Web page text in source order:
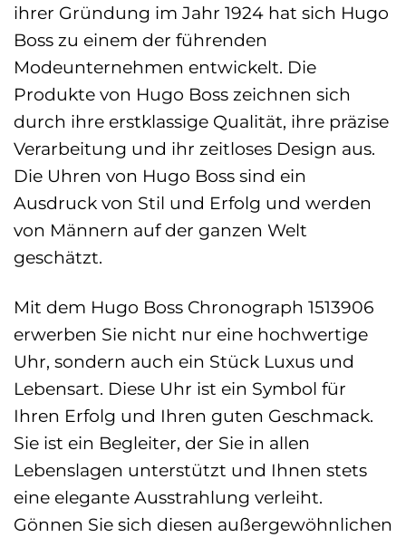
ihrer Gründung im Jahr 1924 hat sich Hugo
Boss zu einem der führenden
Modeunternehmen entwickelt. Die
Produkte von Hugo Boss zeichnen sich
durch ihre erstklassige Qualität, ihre präzise
Verarbeitung und ihr zeitloses Design aus.
Die Uhren von Hugo Boss sind ein
Ausdruck von Stil und Erfolg und werden
von Männern auf der ganzen Welt
geschätzt.
Mit dem Hugo Boss Chronograph 1513906
erwerben Sie nicht nur eine hochwertige
Uhr, sondern auch ein Stück Luxus und
Lebensart. Diese Uhr ist ein Symbol für
Ihren Erfolg und Ihren guten Geschmack.
Sie ist ein Begleiter, der Sie in allen
Lebenslagen unterstützt und Ihnen stets
eine elegante Ausstrahlung verleiht.
Gönnen Sie sich diesen außergewöhnlichen